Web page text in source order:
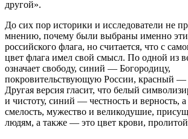
другой».
До сих пор историки и исследователи не
мнению, почему были выбраны именно эти
российского флага, но считается, что с
цвет флага имел свой смысл. По одной из
означает свободу, синий — Богородицу,
покровительствующую России, красный —
Другая версия гласит, что белый
и чистоту, синий — честность и верность,
смелость, мужество и великодушие,
людям, а также — это цвет крови, пролитой